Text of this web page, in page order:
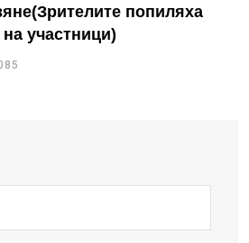
попиляха
участници)